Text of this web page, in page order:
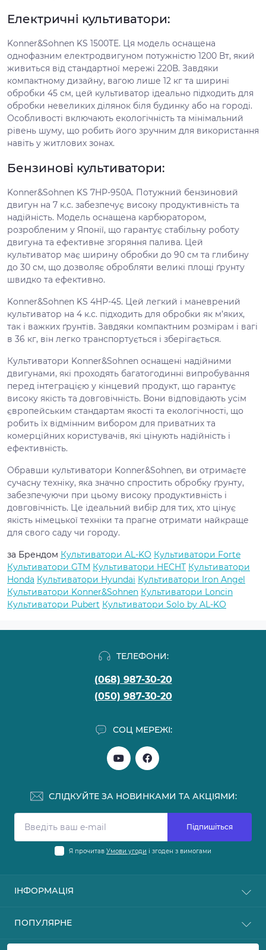
Електричні культиватори:
Konner&Sohnen KS 1500TE. Ця модель оснащена
однофазним електродвигуном потужністю 1200 Вт, який
живиться від стандартної мережі 220В. Завдяки
компактному дизайну, вагою лише 12 кг та ширині
обробки 45 см, цей культиватор ідеально підходить для
обробки невеликих ділянок біля будинку або на городі.
Особливості включають екологічність та мінімальний
рівень шуму, що робить його зручним для використання
навіть у житлових зонах.
Бензинові культиватори:
Konner&Sohnen KS 7HP-950A. Потужний бензиновий
двигун на 7 к.с. забезпечує високу продуктивність та
надійність. Модель оснащена карбюратором,
розробленим у Японії, що гарантує стабільну роботу
двигуна та ефективне згоряння палива. Цей
культиватор має ширину обробки до 90 см та глибину
до 30 см, що дозволяє обробляти великі площі ґрунту
швидко та ефективно.
Konner&Sohnen KS 4HP-45. Цей легкий і маневрений
культиватор на 4 к.с. підходить для обробки як м’яких,
так і важких ґрунтів. Завдяки компактним розмірам і вагі
в 36 кг, він легко транспортується і зберігається.
Культиватори Konner&Sohnen оснащені надійними
двигунами, які проходять багатогодинні випробування
перед інтеграцією у кінцевий продукт, що гарантує
високу якість та довговічність. Вони відповідають усім
європейським стандартам якості та екологічності, що
робить їх відмінним вибором для приватних та
комерційних користувачів, які цінують надійність і
ефективність.
Обравши культиватори Konner&Sohnen, ви отримаєте
сучасну техніку, яка значно спростить обробку ґрунту,
забезпечуючи при цьому високу продуктивність і
довговічність. Це ідеальний вибір для тих, хто цінує
якість німецької техніки та прагне отримати найкраще
для свого саду чи городу.
за Брендом Культиватори AL-KO Культиватори Forte
Культиватори GTM Культиватори HECHT Культиватори
Honda Культиватори Hyundai Культиватори Iron Angel
Культиватори Konner&Sohnen Культиватори Loncin
Культиватори Pubert Культиватори Solo by AL-KO
ТЕЛЕФОНИ:
(068) 987-30-20
(050) 987-30-20
СОЦ МЕРЕЖІ:
СЛІДКУЙТЕ ЗА НОВИНКАМИ ТА АКЦІЯМИ:
Підпишіться
Я прочитав Умови угоди і згоден з вимогами
ІНФОРМАЦІЯ
Відгуки
► ІМПОРТЕРАМ
ПОПУЛЯРНЕ
АКУМУЛЯТОРНА ТЕХНІКА